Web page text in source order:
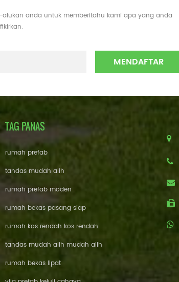
anda untuk memberitahu kami apa yang anda
fikirkan.
TAG PANAS
rumah prefab
tandas mudah alih
rumah prefab moden
rumah bekas pasang siap
rumah kos rendah kos rendah
tandas mudah alih mudah alih
rumah bekas lipat